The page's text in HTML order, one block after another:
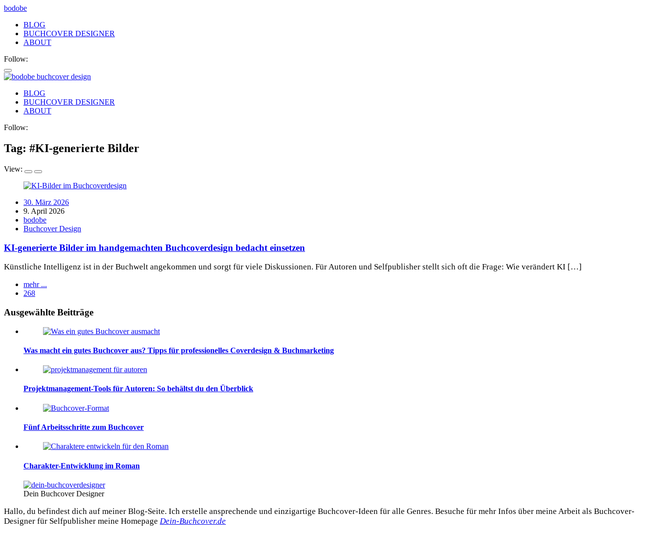
bodobe
BLOG
BUCHCOVER DESIGNER
ABOUT
Follow:
bodobe
Buchcover
BLOG
BUCHCOVER DESIGNER
ABOUT
Follow:
Tag: #KI-generierte Bilder
View:
30. März 2026
9. April 2026
bodobe
Buchcover Design
KI-generierte Bilder im handgemachten Buchcoverdesign bedacht einsetzen
Künstliche Intelligenz ist in der Buchwelt angekommen und sorgt für viele Diskussionen. Für Autoren und Selfpublisher stellt sich oft die Frage: Wie verändert KI […]
mehr ...
268
Widgets
Ausgewählte Beitträge
Was macht ein gutes Buchcover aus? Tipps für professionelles Coverdesign & Buchmarketing
Projektmanagement-Tools für Autoren: So behältst du den Überblick
Fünf Arbeitsschritte zum Buchcover
Charakter-Entwicklung im Roman
Dein Buchcover Designer
Hallo, du befindest dich auf meiner Blog-Seite. Ich erstelle ansprechende und einzigartige Buchcover-Ideen für alle Genres. Besuche für mehr Infos über meine Arbeit als Buchcover-
Designer für Selfpublisher meine Homepage Dein-Buchcover.de